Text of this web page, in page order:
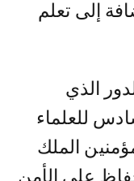
إلى تعلم
الذي
للعلماء
الملك